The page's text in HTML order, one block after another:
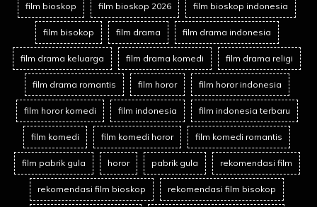
film bioskop film bioskop 2026 film bioskop indonesia
film bisokop film drama film drama indonesia
film drama keluarga film drama komedi film drama religi
film drama romantis film horor film horor indonesia
film horor komedi film indonesia film indonesia terbaru
film komedi film komedi horor film komedi romantis
film pabrik gula horor pabrik gula rekomendasi film
rekomendasi film bioskop rekomendasi film bisokop